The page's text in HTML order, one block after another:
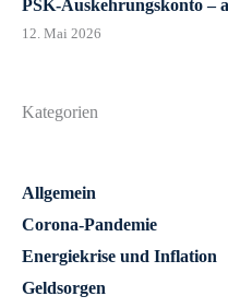
PSK-Auskehrungskonto –
12. Mai 2026
Kategorien
Allgemein
Corona-Pandemie
Energiekrise und Inflation
Geldsorgen